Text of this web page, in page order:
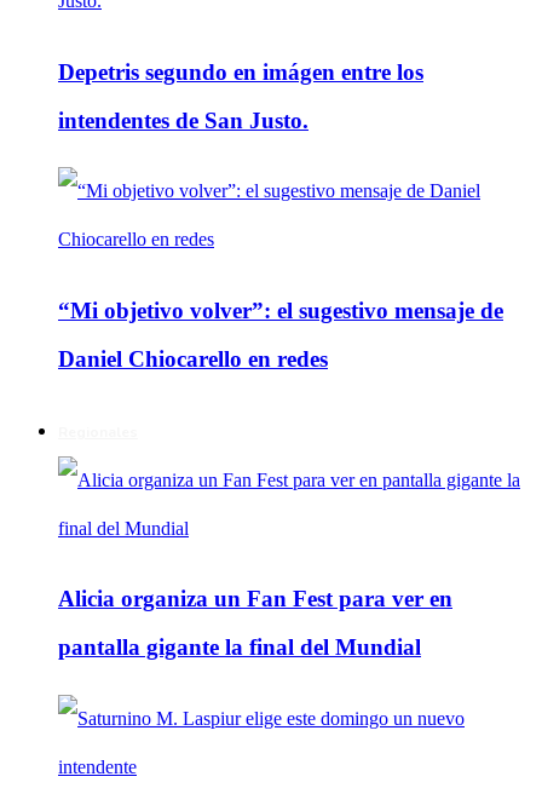
Depetris segundo en imágen entre los
intendentes de San Justo.
“Mi objetivo volver”: el sugestivo mensaje de
Daniel Chiocarello en redes
Alicia organiza un Fan Fest para ver en
pantalla gigante la final del Mundial